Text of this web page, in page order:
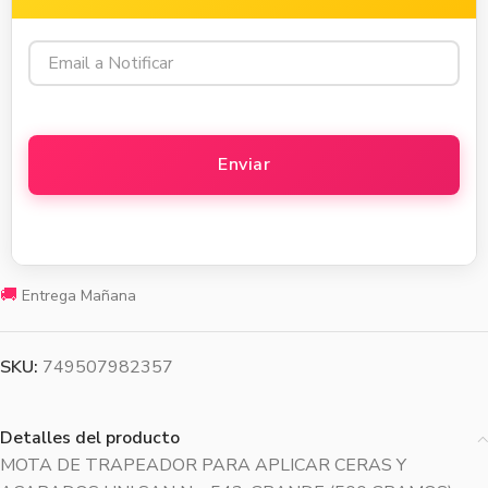
🚚 Entrega Mañana
SKU: 749507982357
Detalles del producto
MOTA DE TRAPEADOR PARA APLICAR CERAS Y